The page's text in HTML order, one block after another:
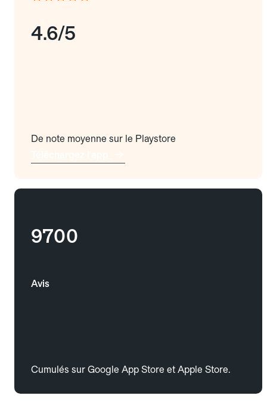
4.6/5
De note moyenne sur le Playstore
9700
Avis
Cumulés sur Google App Store et Apple Store.